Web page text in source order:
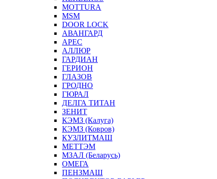
MOTTURA
MSM
DOOR LOCK
АВАНГАРД
АРЕС
АЛЛЮР
ГАРДИАН
ГЕРИОН
ГЛАЗОВ
ГРОДНО
ГЮРАЛ
ДЕЛГА ТИТАН
ЗЕНИТ
КЭМЗ (Калуга)
КЭМЗ (Ковров)
КУЗЛИТМАШ
МЕТТЭМ
МЗАЛ (Беларусь)
ОМЕГА
ПЕНЗМАШ